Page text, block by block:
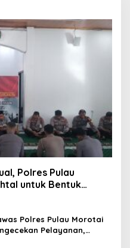
Polres Pulau
untuk Bentuk
Polres Pulau Morotai
Pelayanan,
Mendapat